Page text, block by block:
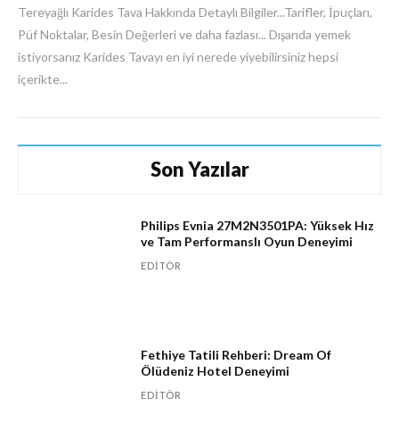
Tereyağlı Karides Tava Hakkında Detaylı Bilgiler...Tarifler, İpuçları,
Püf Noktalar, Besin Değerleri ve daha fazlası... Dışarıda yemek
istiyorsanız Karides Tavayı en iyi nerede yiyebilirsiniz hepsi
içerikte...
Son Yazılar
Philips Evnia 27M2N3501PA: Yüksek Hız
ve Tam Performanslı Oyun Deneyimi
EDITÖR
Fethiye Tatili Rehberi: Dream Of
Ölüdeniz Hotel Deneyimi
EDITÖR